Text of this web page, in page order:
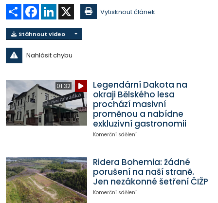
Sdílet Facebook
LinkedIn Vytisknout článek
Stáhnout video
Nahlásit chybu
01:32
Legendární Dakota na
okraji Bělského lesa
prochází masivní
proměnou a nabídne
exkluzivní gastronomii
Komerční sdělení
Ridera Bohemia: žádné
porušení na naší straně.
Jen nezákonné šetření ČIŽP
Komerční sdělení